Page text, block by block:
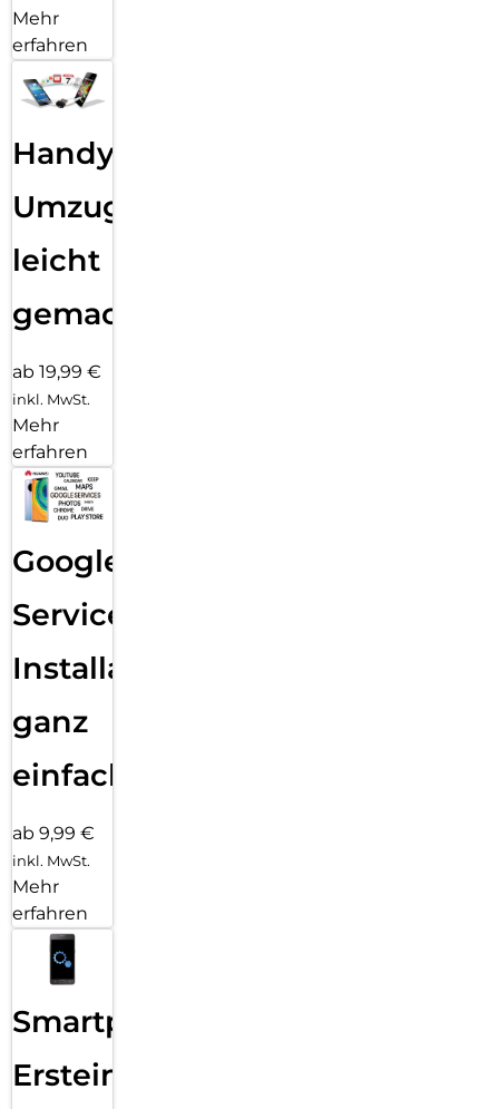
Mehr
erfahren
Handy
Umzug
leicht
gemacht!
ab 19,99 €
inkl. MwSt.
Mehr
erfahren
Google
Services
Installation
ganz
einfach
ab 9,99 €
inkl. MwSt.
Mehr
erfahren
Smartphone
Ersteinrichtung